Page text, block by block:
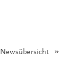
Newsübersicht